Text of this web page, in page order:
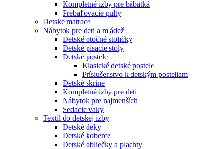
Kompletné izby pre bábätká
Prebaľovacie pulty
Detské matrace
Nábytok pre deti a mládež
Detské otočné stoličky
Detské písacie stoly
Detské postele
Klasické detské postele
Príslušenstvo k detským posteliam
Detské skrine
Kompletné izby pre deti
Nábytok pre najmenších
Sedacie vaky
Textil do detskej izby
Detské deky
Detské koberce
Detské obliečky a plachty